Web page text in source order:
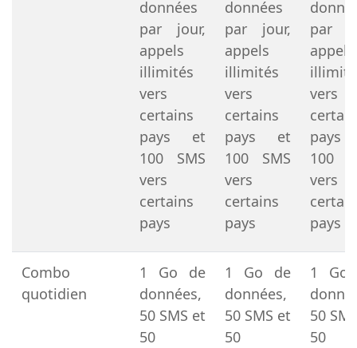
données
par jour,
appels
illimités
vers
certains
pays et
100 SMS
vers
certains
pays
données
par jour,
appels
illimités
vers
certains
pays et
100 SMS
vers
certains
pays
par
appels
vers
100
vers
pays
Combo
quotidien
1 Go de
données,
50 SMS et
50
1 Go de
données,
50 SMS et
50
1 Go
50
50